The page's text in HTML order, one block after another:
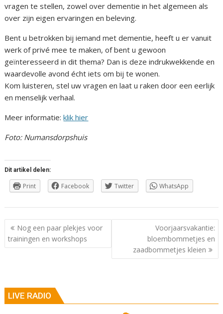
vragen te stellen, zowel over dementie in het algemeen als
over zijn eigen ervaringen en beleving.
Bent u betrokken bij iemand met dementie, heeft u er vanuit
werk of privé mee te maken, of bent u gewoon
geïnteresseerd in dit thema? Dan is deze indrukwekkende en
waardevolle avond écht iets om bij te wonen.
Kom luisteren, stel uw vragen en laat u raken door een eerlijk
en menselijk verhaal.
Meer informatie:klik hier
Foto: Numansdorpshuis
Dit artikel delen:
Print Facebook Twitter WhatsApp
Berichtnavigatie
Nog een paar plekjes voor
trainingen en workshops
Voorjaarsvakantie:
bloembommetjes en
zaadbommetjes kleien
LIVE RADIO